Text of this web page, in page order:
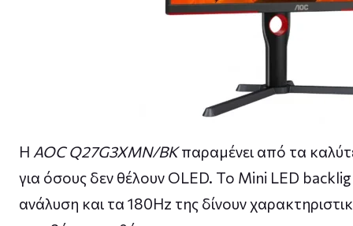
Η AOC Q27G3XMN/BKπαραμένει από τα
για όσους δεν θέλουν OLED. Το Mini LED
ανάλυση και τα 180Hz της δίνουν